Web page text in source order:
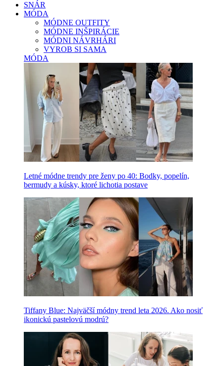
SNÁR
MÓDA
MÓDNE OUTFITY
MÓDNE INŠPIRÁCIE
MÓDNI NÁVRHÁRI
VYROB SI SAMA
MÓDA
Letné módne trendy pre ženy po 40: Bodky, popelín,
bermudy a kúsky, ktoré lichotia postave
Tiffany Blue: Najväčší módny trend leta 2026. Ako nosiť
ikonickú pastelovú modrú?